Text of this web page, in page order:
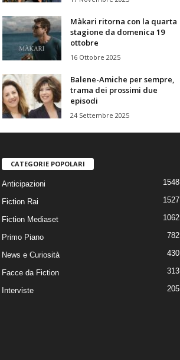
Màkari ritorna con la quarta
stagione da domenica 19
ottobre
16 Ottobre 2025
Balene-Amiche per sempre,
trama dei prossimi due
episodi
24 Settembre 2025
CATEGORIE POPOLARI
Anticipazioni 1548
Fiction Rai 1527
Fiction Mediaset 1062
Primo Piano 782
News e Curiosità 430
Facce da Fiction 313
Interviste 205